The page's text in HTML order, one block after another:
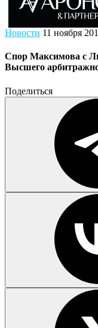
Новости 11 ноября
Спор Максимова с
Высшего
Поделиться